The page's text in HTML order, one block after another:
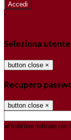
-
Seleziona utente
button close ×
Recupero
button close ×
all'indirizzo indicato con